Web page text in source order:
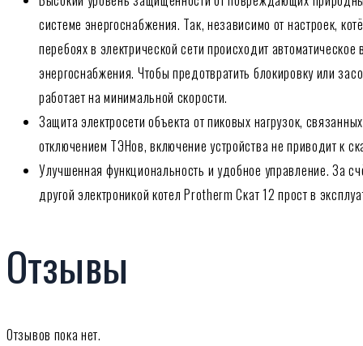
системе энергоснабжения. Так, независимо от настроек,
перебоях в электрической сети происходит
энергоснабжения. Чтобы предотвратить блокировку или
работает на минимальной скорости.
Защита электросети объекта от пиковых нагрузок,
отключением ТЭНов, включение устройства не приводит к
Улучшенная функциональность и удобное управление. За
другой электроникой котел Protherm Скат 12 прост в
Отзывы
Отзывов пока нет.